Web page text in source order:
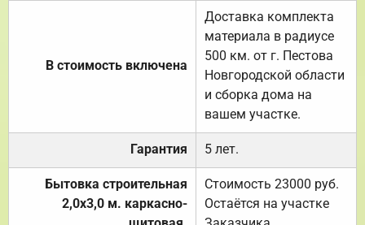
В стоимость включена
Доставка комплекта
материала в радиусе
500 км. от г. Пестова
Новгородской области
и сборка дома на
вашем участке.
Гарантия 5 лет.
Бытовка строительная
2,0х3,0 м. каркасно-
Стоимость 23000 руб.
Остаётся на участке